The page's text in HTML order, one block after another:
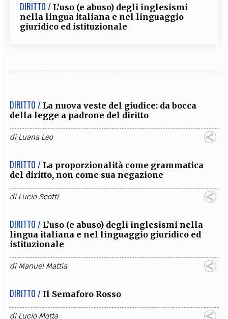
DIRITTO / L’uso (e abuso) degli inglesismi
nella lingua italiana e nel linguaggio
giuridico ed istituzionale
DIRITTO / La nuova veste del giudice: da bocca
della legge a padrone del diritto
diLuana Leo
DIRITTO / La proporzionalità come grammatica
del diritto, non come sua negazione
diLucio Scotti
DIRITTO / L’uso (e abuso) degli inglesismi nella
lingua italiana e nel linguaggio giuridico ed
istituzionale
diManuel Mattia
DIRITTO / Il Semaforo Rosso
diLucio Motta